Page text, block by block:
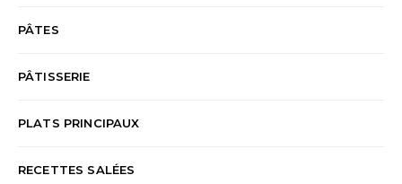
PÂTES
PÂTISSERIE
PLATS PRINCIPAUX
RECETTES SALÉES